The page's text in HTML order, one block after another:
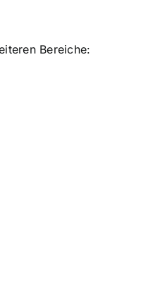
Bereiche: